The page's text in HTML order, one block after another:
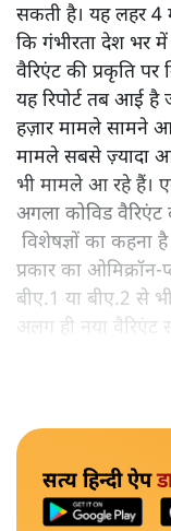
सकती है। यह लहर 4
कि गंभीरता देश भर
वैरिएंट की प्रकृति पर
यह रिपोर्ट तब आई
हज़ार मामले सामने
मामले सबसे ज़्यादा
भी मामले आ रहे हैं।
अगला कोविड
विशेषज्ञों का कहना
प्रकार का
बीए.1 या बीए.2 से
अलग ही नया
सत्य हिन्दी ऐप